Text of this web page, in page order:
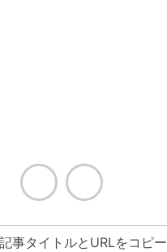
事タイトルとURLをコピー